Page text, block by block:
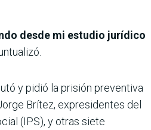
desde mi estudio jurídico
y pidió la prisión preventiva
Brítez, expresidentes del
(IPS), y otras siete